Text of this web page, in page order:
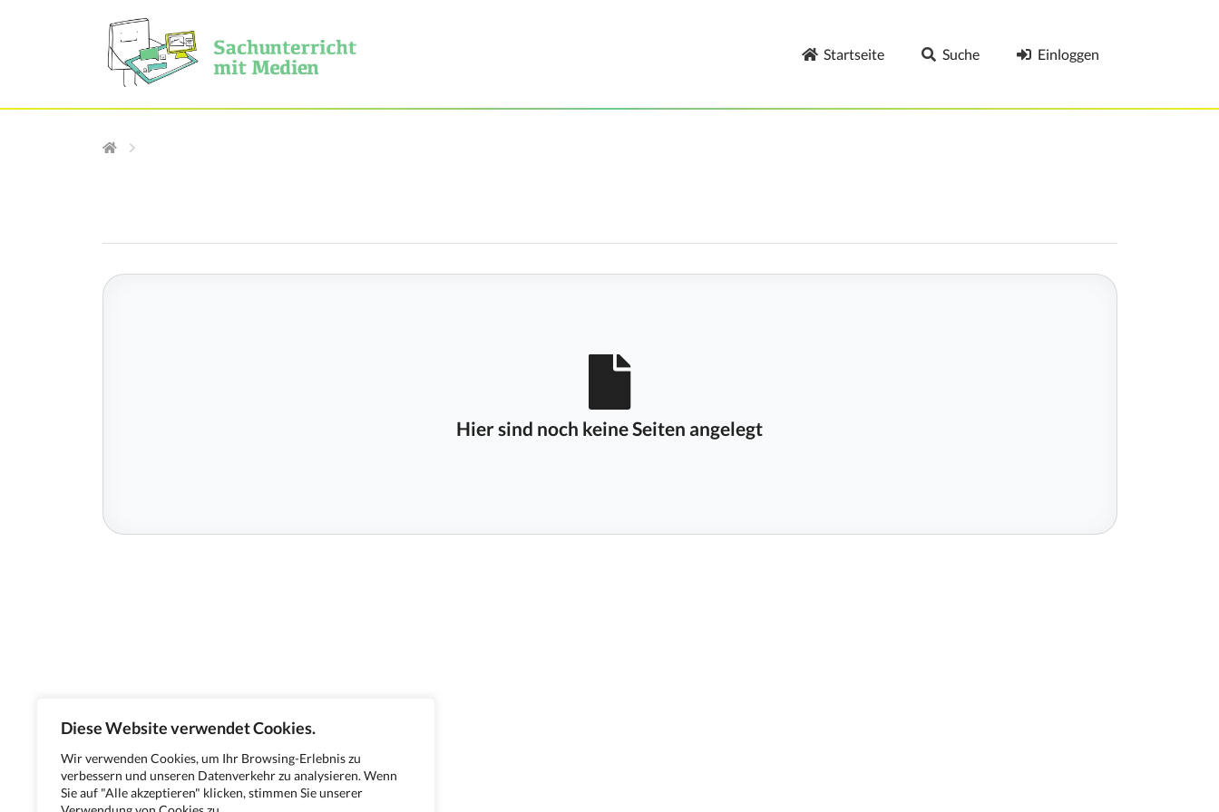
Diese Website verwendet Cookies.
Wir verwenden Cookies, um Ihr Browsing-Erlebnis zu
verbessern und unseren Datenverkehr zu analysieren. Wenn
Sie auf "Alle akzeptieren" klicken, stimmen Sie unserer
Startseite Suche Einloggen
Hier sind noch keine Seiten angelegt